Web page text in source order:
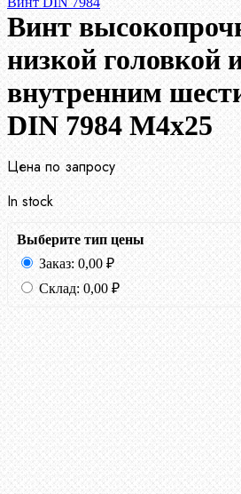
Винт
низкой головкой
внутренним
DIN 7984 М4х25
Цена по запросу
In stock
Выберите тип цены
Заказ: 0,00 ₽
Склад: 0,00 ₽